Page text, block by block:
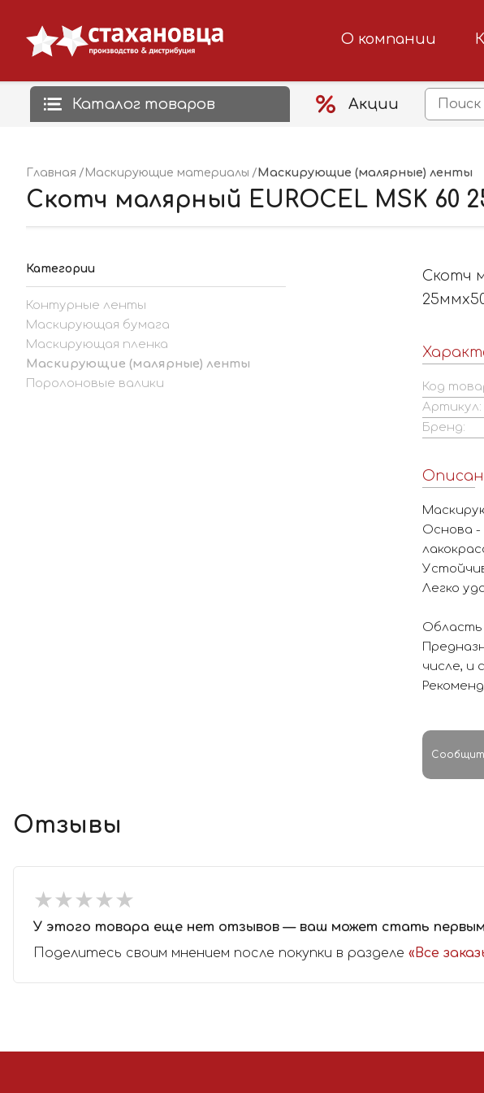
О компании
Каталог товаров Акции
Главная Маскирующие материалы Маскирующие (малярные) ленты
Скотч малярный EUROCEL MSK 60
Категории
Контурные ленты
Маскирующая бумага
Маскирующая пленка
Маскирующие (малярные) ленты
Поролоновые валики
Скотч
Код
Артикул:
Бренд:
Основа -
Легко
Область
числе, и
Отзывы
★★★★★
★★★★★
У этого товара еще нет отзывов — ваш может стать первым
Поделитесь своим мнением после покупки в разделе «Все